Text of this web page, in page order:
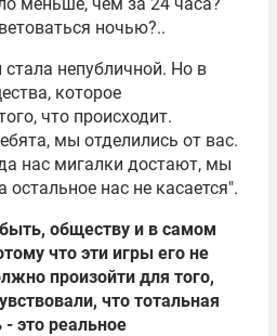
ночью?..
непубличной. Но в
которое
что происходит.
мы отделились от вас.
нас мигалки достают, мы
нас не касается".
обществу и в самом
что эти игры его не
произойти для того,
что тотальная
это реальное